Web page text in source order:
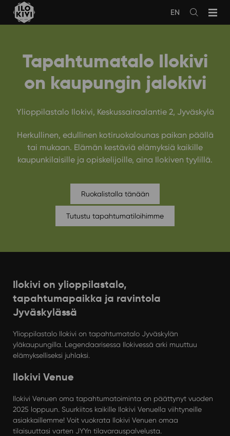
sisältöön
Avaa
haku
EN
Tapahtumatalo Ilokivi
on kaupungin jalokivi
Ylioppilastalo Ilokivi, Keskussairaalantie 2, Jyväskylä
Herkullinen, edullinen kotiruokalounas paikan päällä
tai mukaan. Elämän kestäviä elämyksiä kaikille
kaupunkilaisille ja opiskelijoille, aina Ilokiven tyylillä.
Ruokalistalla tänään
Tutustu tapahtumatiloihimme
Ilokivi on ylioppilastalo,
tapahtumapaikka ja ravintola
Jyväskylässä
Ylioppilastalo Ilokivi on tapahtumatalo Jyväskylän
yläkaupungilla. Legendaarisessa Ilokivessä arki muuttuu
elämykselliseksi juhlaksi.
Ilokivi Venue
Ilokivi Venuen oma tapahtumatoiminta on päättynyt vuoden
2025 loppuun. Suurkiitos kaikille Ilokivi Venuella viihtyneille
asiakkaillemme! Voit vuokrata Ilokivi Venuen omaa
tilaisuuttasi varten JYYn tilavarauspalvelusta.